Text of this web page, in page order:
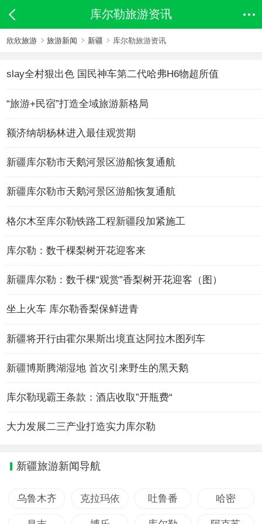
库尔勒旅游资讯
欣欣旅游 旅游新闻 新疆 库尔勒旅游资讯
slay全村狠出色 国民神车第二代哈弗H6物超所值
“旅游+民宿”打造全域旅游新格局
额济纳胡杨林进入最佳观赏期
新疆库尔勒市天鹅河景区游船恢复通航
新疆库尔勒市天鹅河景区游船恢复通航
格尔木至库尔勒铁路工程新疆段加紧施工
库尔勒：数千棵梨树开花迎客来
新疆库尔勒：数千棵“观赏”香梨树开花迎客（图）
坐上火车 库尔勒香梨保鲜进青
新疆将开行由霍尔果斯出境直达阿拉木图列车
新疆博斯腾湖湿地 首次引来野生的黑天鹅
库尔勒现霸王条款：酒店收取”开瓶费“
大力发展二三产业打造实力库尔勒
新疆旅游新闻导航
乌鲁木齐 克拉玛依 吐鲁番 哈密